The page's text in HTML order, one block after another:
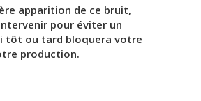
apparition de ce bruit,
pour éviter un
tôt ou tard bloquera votre
production.